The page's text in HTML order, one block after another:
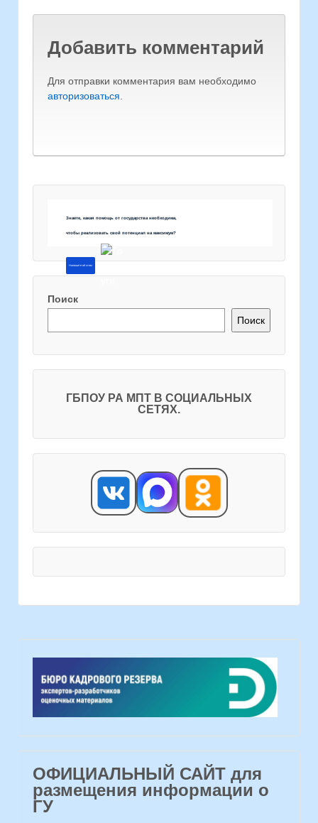
Добавить комментарий
Для отправки комментария вам необходимо
авторизоваться.
Знаете, какая помощь от государства необходима,
чтобы реализовать свой потенциал на максимум?
Напишите об этом
Поиск
Поиск
ГБПОУ РА МПТ В СОЦИАЛЬНЫХ
СЕТЯХ.
ОФИЦИАЛЬНЫЙ САЙТ для
размещения информации о
ГУ